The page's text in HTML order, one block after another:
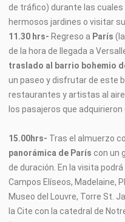
de tráfico) durante las
hermosos jardines o visitar
11.30 hrs- Regreso a París
de la hora de llegada a
traslado al barrio bohemio
un paseo y disfrutar de este
restaurantes y artistas al
los pasajeros que
15.00hrs- Tras el almuerzo
panorámica de París con un
de duración. En la visita
Campos Elíseos, Madelaine,
Museo del Louvre, Torre St.
la Cite con la catedral de